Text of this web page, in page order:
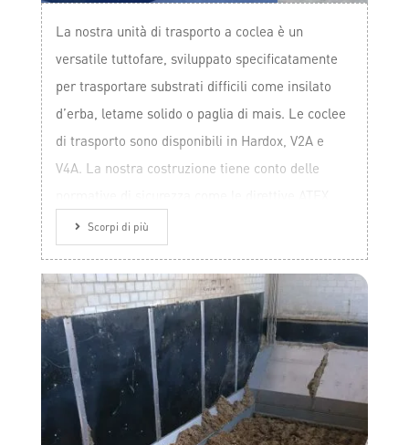
La nostra unità di trasporto a coclea è un
versatile tuttofare, sviluppato specificatamente
per trasportare substrati difficili come insilato
d’erba, letame solido o paglia di mais. Le coclee
di trasporto sono disponibili in Hardox, V2A e
V4A. La nostra costruzione tiene conto delle
Scorpi di più